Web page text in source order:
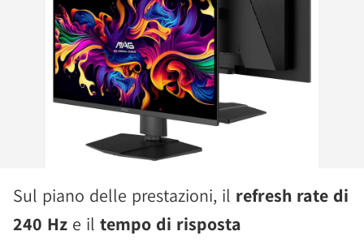
Sul piano delle prestazioni, il refresh rate di
240 Hz e il tempo di risposta